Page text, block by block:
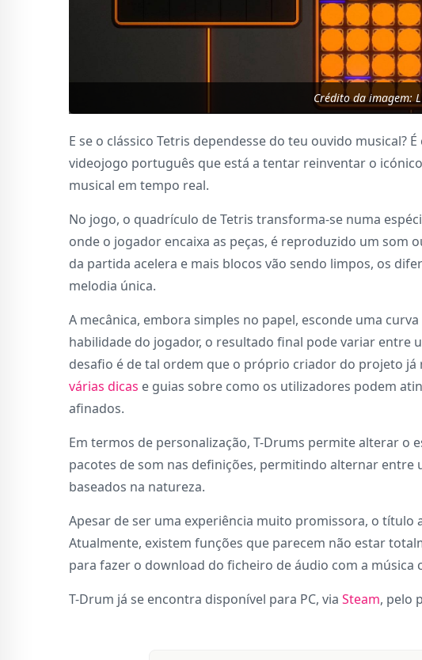
Crédito da imagem:
E se o clássico Tetris dependesse do teu ouvido musical?
videojogo português que está a tentar reinventar o
musical em tempo real.
No jogo, o quadrículo de Tetris transforma-se numa
onde o jogador encaixa as peças, é reproduzido um som
da partida acelera e mais blocos vão sendo limpos, os
melodia única.
A mecânica, embora simples no papel, esconde uma
habilidade do jogador, o resultado final pode variar entre
desafio é de tal ordem que o próprio criador do projeto já
várias dicas e guias sobre como os utilizadores podem
afinados.
Em termos de personalização, T-Drums permite alterar o
pacotes de som nas definições, permitindo alternar
baseados na natureza.
Apesar de ser uma experiência muito promissora, o
Atualmente, existem funções que parecem não estar
para fazer o download do ficheiro de áudio com a música
T-Drum já se encontra disponível para PC, via Steam, pelo